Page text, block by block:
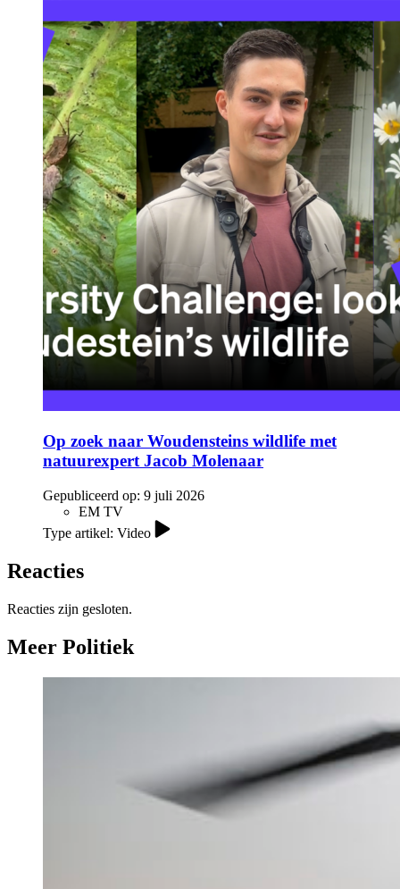
Op zoek naar Woudensteins wildlife met
natuurexpert Jacob Molenaar
Gepubliceerd op: 9 juli 2026
EM TV
Type artikel: Video
Reacties
Reacties zijn gesloten.
Meer Politiek